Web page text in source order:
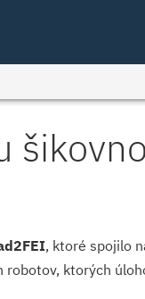
, ktoré spojilo
ktorých